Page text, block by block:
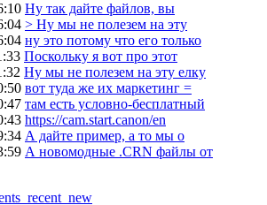
Ну так дайте файлов, вы
> Ну мы не полезем на эту
ну это потому что его только
Поскольку я вот про этот
Ну мы не полезем на эту елку
вот туда же их маркетинг =
там есть условно-бесплатный
https://cam.start.canon/en
А дайте пример, а то мы о
А новомодные .CRN файлы от